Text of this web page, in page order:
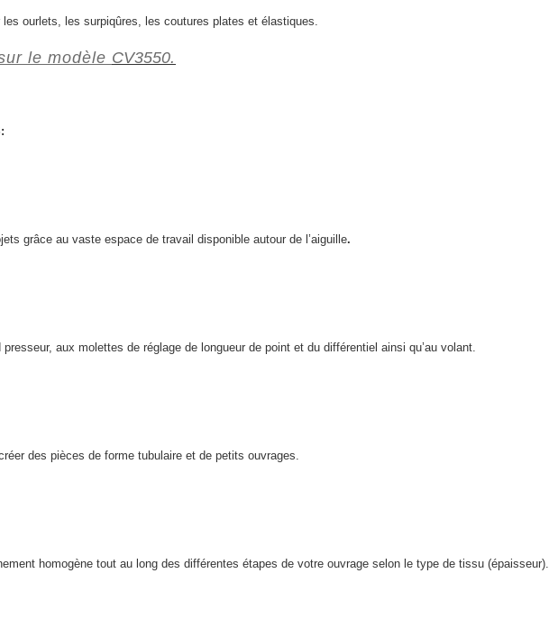
ourlets, les surpiqûres, les coutures plates et élastiques.
le modèle CV3550.
grâce au vaste espace de travail disponible autour de l’aiguille.
aux molettes de réglage de longueur de point et du différentiel ainsi qu’au volant.
des pièces de forme tubulaire et de petits ouvrages.
homogène tout au long des différentes étapes de votre ouvrage selon le type de tissu (épaisseur).